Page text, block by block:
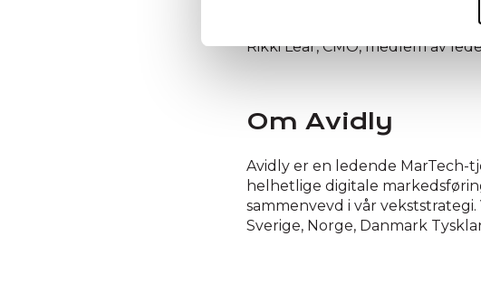
v
Jesse Maula, CEO, tlf. +358 40
Rikki Lear, CMO, medlem av
Om Avidly
Avidly er en ledende MarTech-
helhetlige digitale
sammenvevd i vår
Sverige, Norge, Danmark